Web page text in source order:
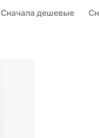
Сначала дешевые